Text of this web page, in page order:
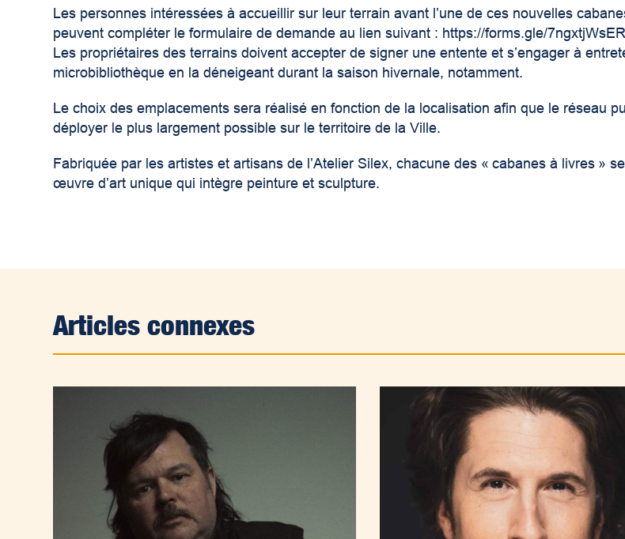
Les personnes intéressées à accueillir sur leur terrain avant l’une de ces nouvelles
peuvent compléter le formulaire de demande au lien suivant : https://forms.gle/
Les propriétaires des terrains doivent accepter de signer une entente et s’engager à
microbibliothèque en la déneigeant durant la saison hivernale, notamment.
Le choix des emplacements sera réalisé en fonction de la localisation afin que le réseau
déployer le plus largement possible sur le territoire de la Ville.
Fabriquée par les artistes et artisans de l’Atelier Silex, chacune des « cabanes à livres »
œuvre d’art unique qui intègre peinture et sculpture.
Articles connexes